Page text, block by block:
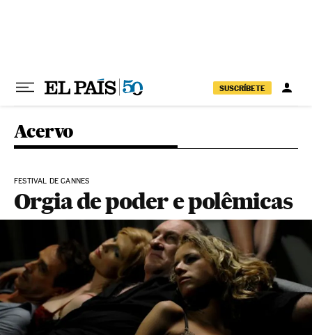
SUSCRÍBETE
Acervo
FESTIVAL DE CANNES
Orgia de poder e polêmicas